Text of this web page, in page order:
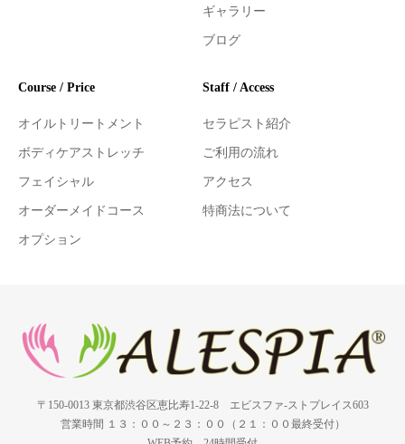
ギャラリー
ブログ
Course / Price
オイルトリートメント
ボディケアストレッチ
フェイシャル
オーダーメイドコース
オプション
Staff / Access
セラピスト紹介
ご利用の流れ
アクセス
特商法について
〒150-0013 東京都渋谷区恵比寿1-22-8 エビスファ-ストプレイス603
営業時間 １３：００～２３：００（２１：００最終受付）